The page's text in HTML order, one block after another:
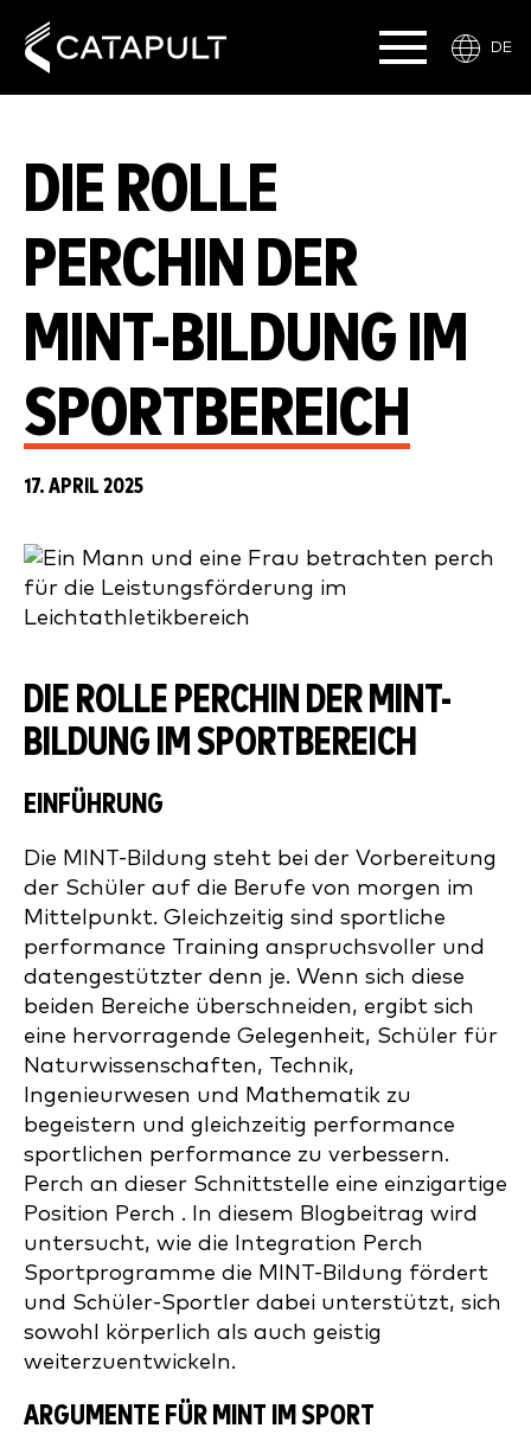
DE
DIE ROLLE
PERCHIN DER
MINT-BILDUNG IM
SPORTBEREICH
17. APRIL 2025
DIE ROLLE PERCHIN DER MINT-
BILDUNG IM SPORTBEREICH
EINFÜHRUNG
Die MINT-Bildung steht bei der Vorbereitung
der Schüler auf die Berufe von morgen im
Mittelpunkt. Gleichzeitig sind sportliche
performance Training anspruchsvoller und
datengestützter denn je. Wenn sich diese
beiden Bereiche überschneiden, ergibt sich
eine hervorragende Gelegenheit, Schüler für
Naturwissenschaften, Technik,
Ingenieurwesen und Mathematik zu
begeistern und gleichzeitig performance
sportlichen performance zu verbessern.
Perch an dieser Schnittstelle eine einzigartige
Position Perch . In diesem Blogbeitrag wird
untersucht, wie die Integration Perch
Sportprogramme die MINT-Bildung fördert
und Schüler-Sportler dabei unterstützt, sich
sowohl körperlich als auch geistig
weiterzuentwickeln.
ARGUMENTE FÜR MINT IM SPORT